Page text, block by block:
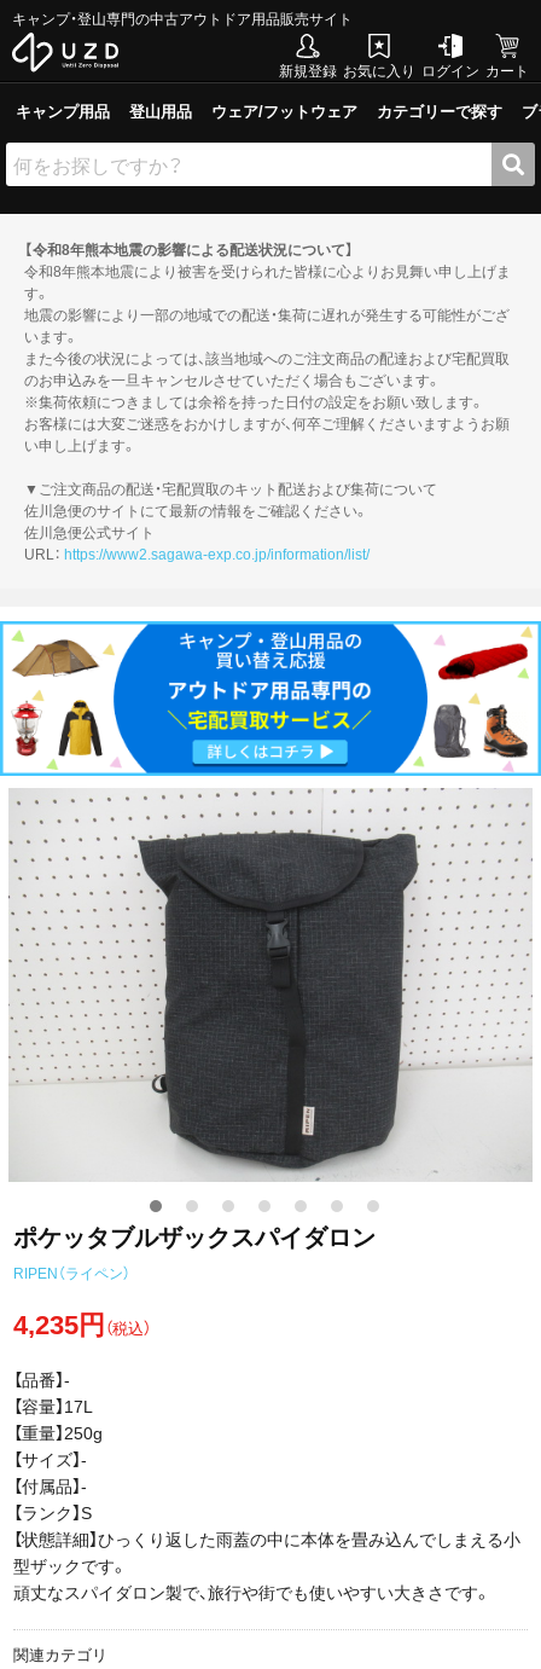
キャンプ・登山専門の中古アウトドア用品販売サイト
新規登録 お気に入り ログイン カート
キャンプ用品 登山用品 ウェア/フットウェア カテゴリーで探す
【令和8年熊本地震の影響による配送状況について】
令和8年熊本地震により被害を受けられた皆様に心よりお見舞い申し上げま
す。
地震の影響により一部の地域での配送・集荷に遅れが発生する可能性がござ
います。
また今後の状況によっては、該当地域へのご注文商品の配達および宅配買取
のお申込みを一旦キャンセルさせていただく場合もございます。
※集荷依頼につきましては余裕を持った日付の設定をお願い致します。
お客様には大変ご迷惑をおかけしますが、何卒ご理解くださいますようお願
い申し上げます。
▼ご注文商品の配送・宅配買取のキット配送および集荷について
佐川急便のサイトにて最新の情報をご確認ください。
佐川急便公式サイト
URL： https://www2.sagawa-exp.co.jp/information/list/
ポケッタブルザックスパイダロン
RIPEN（ライペン）
4,235円（税込）
【品番】-
【容量】17L
【重量】250g
【サイズ】-
【付属品】‐
【ランク】S
【状態詳細】ひっくり返した雨蓋の中に本体を畳み込んでしまえる小
型ザックです。
頑丈なスパイダロン製で、旅行や街でも使いやすい大きさです。
関連カテゴリ